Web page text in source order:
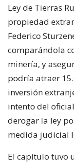
Ley de Tierras
propiedad
Federico
comparándola
minería, y
podría atraer
inversión
intento del
derogar la ley
medida judicial
El capítulo tuvo